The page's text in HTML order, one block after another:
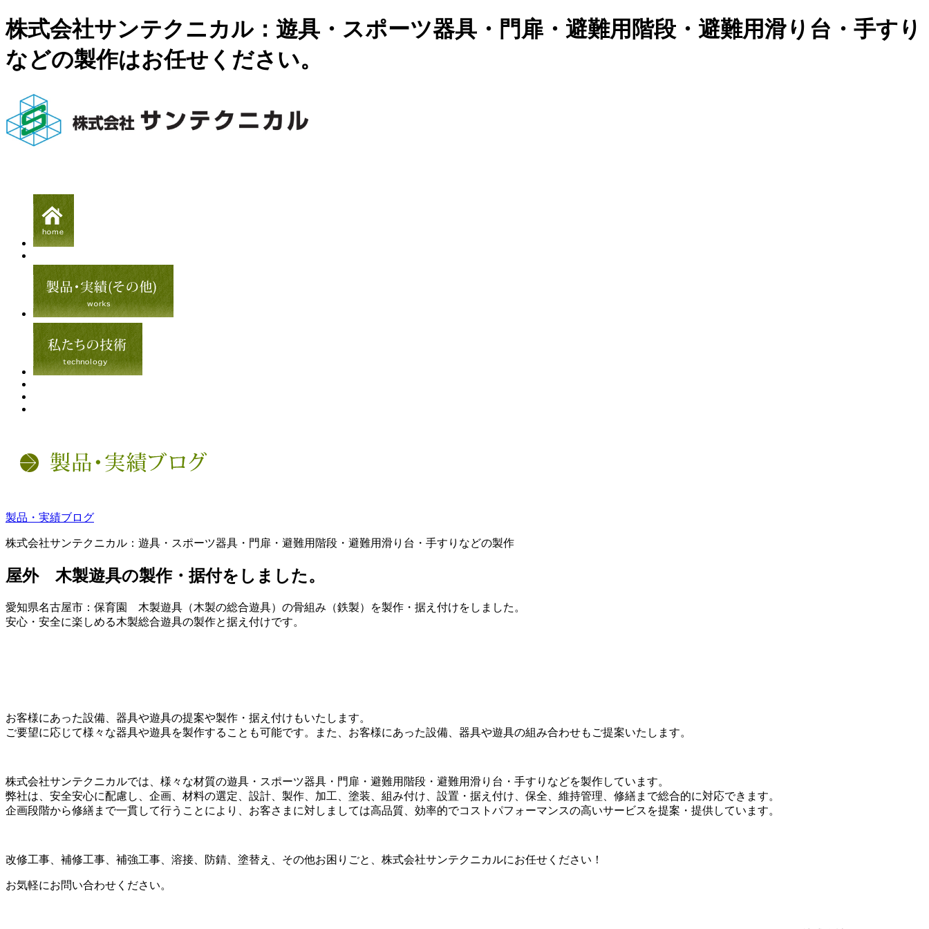
株式会社サンテクニカル：遊具・スポーツ器具・門扉・避難用階段・避難用滑り台・手すり
などの製作はお任せください。
コ
テ
ツ
ス
キ
製品・実績ブログ
株式会社サンテクニカル：遊具・スポーツ器具・門扉・避難用階段・避難用滑り台・手すりなどの製作
屋外 木製遊具の製作・据付をしました。
愛知県名古屋市：保育園 木製遊具（木製の総合遊具）の骨組み（鉄製）を製作・据え付けをしました。
安心・安全に楽しめる木製総合遊具の製作と据え付けです。
お客様にあった設備、器具や遊具の提案や製作・据え付けもいたします。
ご要望に応じて様々な器具や遊具を製作することも可能です。また、お客様にあった設備、器具や遊具の組み合わせもご提案いたします。
株式会社サンテクニカルでは、様々な材質の遊具・スポーツ器具・門扉・避難用階段・避難用滑り台・手すりなどを製作しています。
弊社は、安全安心に配慮し、企画、材料の選定、設計、製作、加工、塗装、組み付け、設置・据え付け、保全、維持管理、修繕まで総合的に対応できます。
企画段階から修繕まで一貫して行うことにより、お客さまに対しましては高品質、効率的でコストパフォーマンスの高いサービスを提案・提供しています。
改修工事、補修工事、補強工事、溶接、防錆、塗替え、その他お困りごと、株式会社サンテクニカルにお任せください！
お気軽にお問い合わせください。